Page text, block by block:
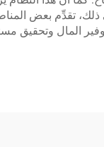
ذلك، تقدِّم بعض
المال وتحقيق